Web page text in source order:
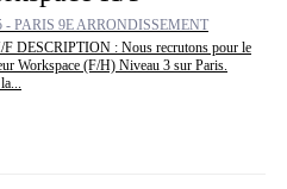
- PARIS 9E ARRONDISSEMENT
F DESCRIPTION : Nous recrutons pour le
Workspace (F/H) Niveau 3 sur Paris.